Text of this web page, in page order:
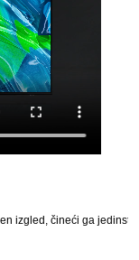
izgled, čineći ga